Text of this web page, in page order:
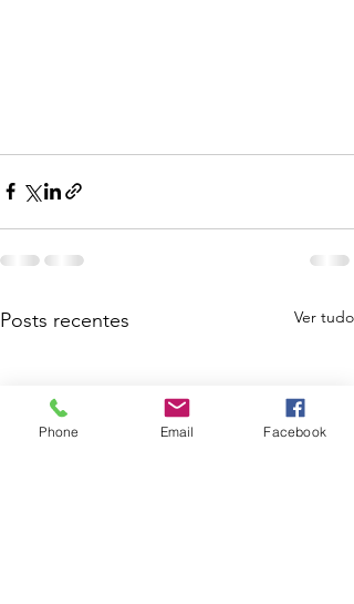
Posts recentes Ver tudo
Phone Email Facebook